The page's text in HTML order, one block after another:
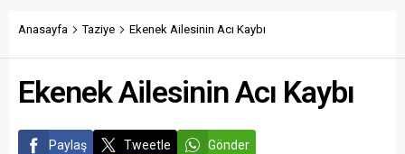
Anasayfa Taziye Ekenek Ailesinin Acı Kaybı
Ekenek Ailesinin Acı Kaybı
Paylaş Tweetle Gönder